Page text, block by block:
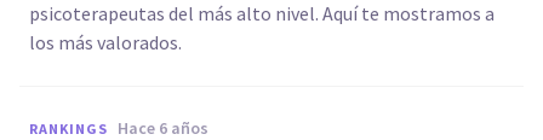
psicoterapeutas del más alto nivel. Aquí te mostramos a
los más valorados.
RANKINGS hace 6 años